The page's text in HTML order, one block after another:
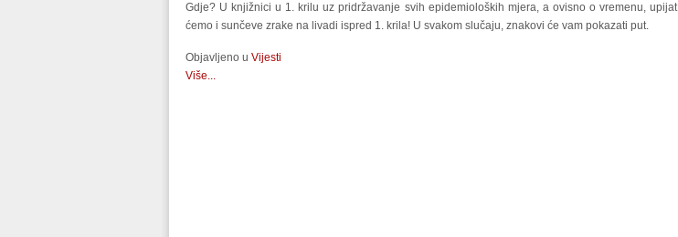
Gdje? U knjižnici u 1. krilu uz pridržavanje svih epidemioloških mjera, a ovisno o vremenu, upijat
ćemo i sunčeve zrake na livadi ispred 1. krila! U svakom slučaju, znakovi će vam pokazati put.
Objavljeno u Vijesti
Više...